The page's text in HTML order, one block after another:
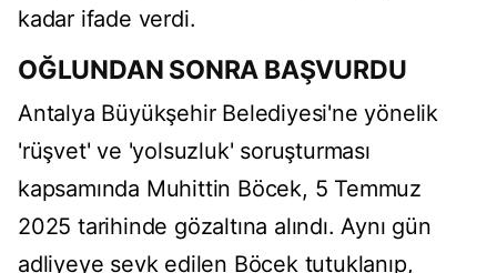
kadar ifade verdi.
OĞLUNDAN SONRA BAŞVURDU
Antalya Büyükşehir Belediyesi'ne yönelik
'rüşvet' ve 'yolsuzluk' soruşturması
kapsamında Muhittin Böcek, 5 Temmuz
2025 tarihinde gözaltına alındı. Aynı gün
adliyeye sevk edilen Böcek tutuklanıp,